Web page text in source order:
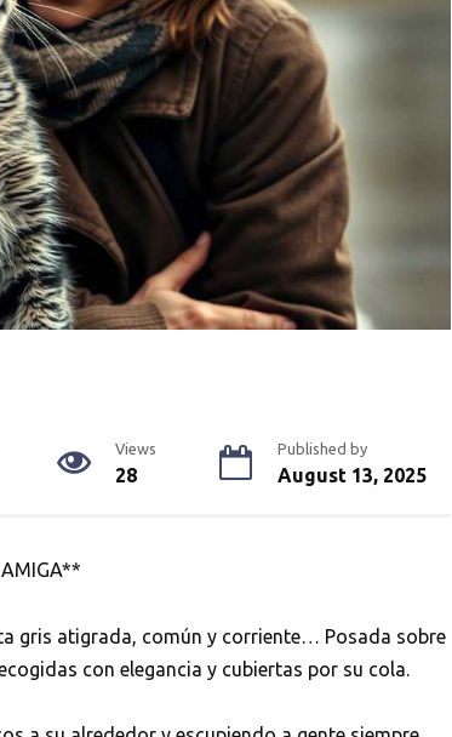
Views
28
Published by
August 13, 2025
AMIGA**
gris atigrada, común y corriente… Posada sobre
con elegancia y cubiertas por su cola.